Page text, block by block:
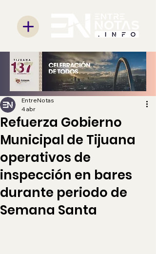
Refuerza Gobierno
Municipal de Tijuana
operativos de
inspección en bares
durante periodo de
Semana Santa
EntreNotas
4 abr